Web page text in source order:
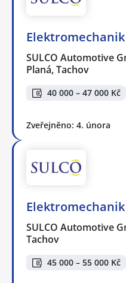
SULCO Automotive
Planá, Tachov
40 000 – 47 000 Kč
Zveřejněno: 4. února
SULCO Automotive
Tachov
45 000 – 55 000 Kč